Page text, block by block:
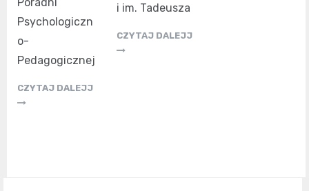
Psychologiczn
o-
Pedagogicznej
CZYTAJ DALEJJ
i im. Tadeusza
CZYTAJ DALEJJ